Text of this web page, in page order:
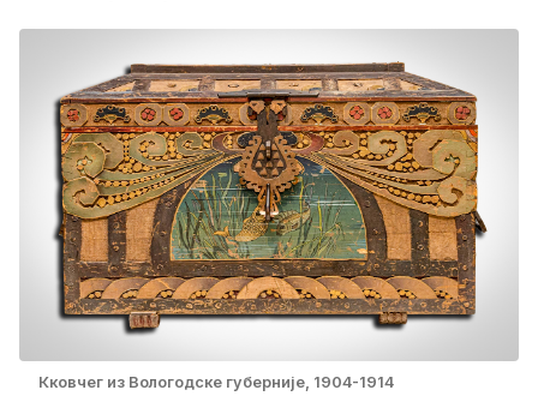
Кковчег из Вологодске губерније, 1904-1914